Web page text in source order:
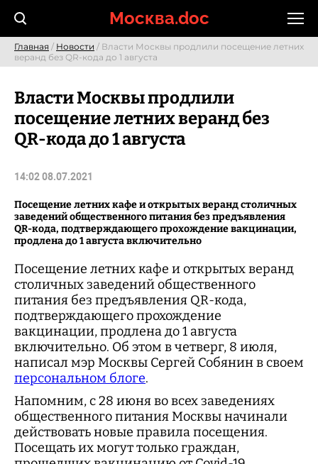
Москва.doc
Главная / Новости / Власти Москвы продлили посещение летних
веранд без QR-кода до 1 августа
Власти Москвы продлили
посещение летних веранд без
QR-кода до 1 августа
14:02 08.07.2021
Посещение летних кафе и открытых веранд столичных
заведений общественного питания без предъявления
QR-кода, подтверждающего прохождение вакцинации,
продлена до 1 августа включительно
Посещение летних кафе и открытых веранд
столичных заведений общественного
питания без предъявления QR-кода,
подтверждающего прохождение
вакцинации, продлена до 1 августа
включительно. Об этом в четверг, 8 июля,
написал мэр Москвы Сергей Собянин в своем
персональном блоге.
Напомним, с 28 июня во всех заведениях
общественного питания Москвы начинали
действовать новые правила посещения.
Посещать их могут только граждан,